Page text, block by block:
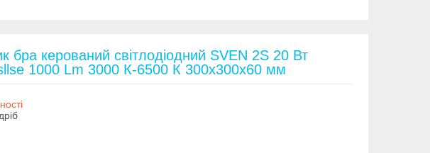
бра керований світлодіодний SVEN 2S 20 Вт
1000 Lm 3000 К-6500 К 300х300х60 мм